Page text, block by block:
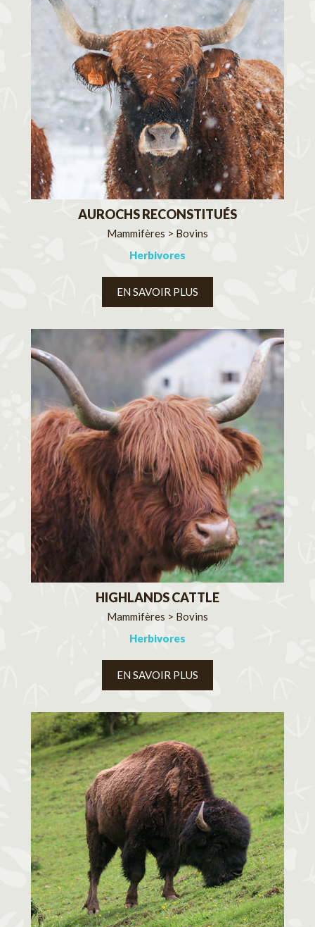
AUROCHS RECONSTITUÉS
Mammifères > Bovins
Herbivores
EN SAVOIR PLUS
HIGHLANDS CATTLE
Mammifères > Bovins
Herbivores
EN SAVOIR PLUS